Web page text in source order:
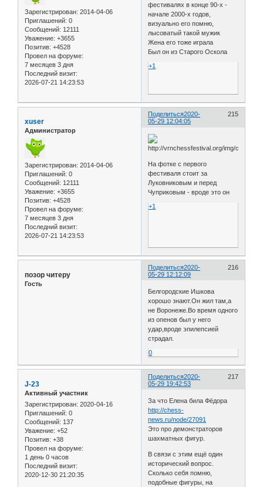
Зарегистрирован: 2014-04-06
Приглашений: 0
Сообщений: 12111
Уважение: +3655
Позитив: +4528
Провел на форуме:
7 месяцев 3 дня
Последний визит:
2026-07-21 14:23:53
фестивалях в конце 90-х -
начале 2000-х годов,
визуально его помню,
лысоватый такой мужик
Жена его тоже играла
Был он из Старого Оскола
+1
Поделиться 215
2020-
05-29 12:04:05
xuser
Администратор
Зарегистрирован: 2014-04-06
Приглашений: 0
Сообщений: 12111
Уважение: +3655
Позитив: +4528
Провел на форуме:
7 месяцев 3 дня
Последний визит:
2026-07-21 14:23:53
На фотке с первого
фестиваля стоит за
Луковниковым и перед
Чуприковым - вроде это он
+1
Поделиться 216
2020-
05-29 12:12:09
позор читеру
Гость
Белгородские Ишкова
хорошо знают.Он жил там,а
не Воронеже.Во время одного
из опенов был у него
удар,вроде эпилепсией
страдал.
0
Поделиться 217
2020-
05-29 19:42:53
J-23
Активный участник
Зарегистрирован: 2020-04-16
Приглашений: 0
Сообщений: 137
Уважение: +52
Позитив: +38
Провел на форуме:
1 день 0 часов
Последний визит:
2020-12-30 21:20:35
За что Елена била Фёдора
http://chess-
news.ru/node/27091
Это про демонстраторов
шахматных фигур.
В связи с этим ещё один
исторический вопрос.
Сколько себя помню,
подобные фигуры, на